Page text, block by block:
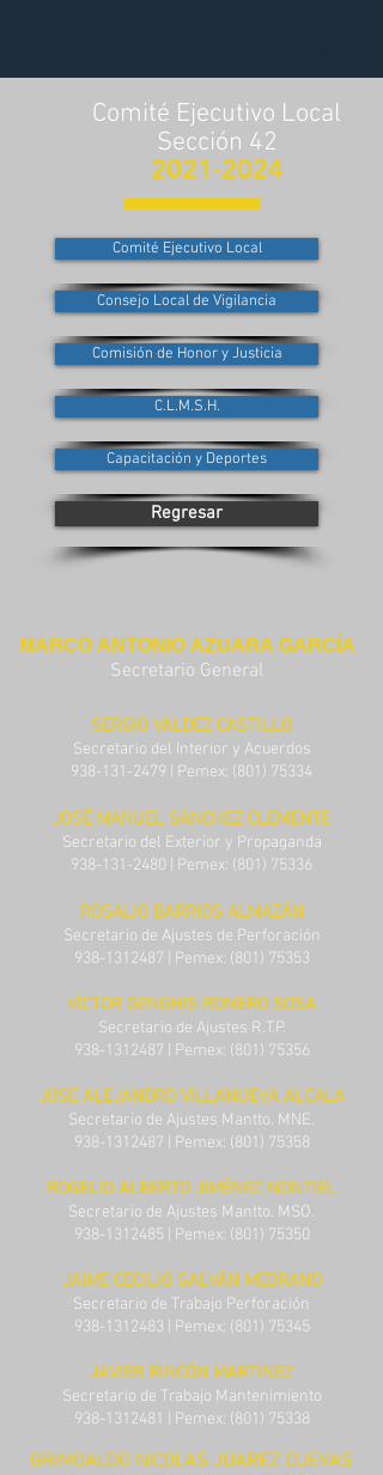
Comité Ejecutivo Local
Sección 42
2021-2024
Comité Ejecutivo Local
Consejo Local de Vigilancia
Comisión de Honor y Justicia
C.L.M.S.H.
Capacitación y Deportes
Regresar
MARCO ANTONIO AZUARA GARCÍA
Secretario General
SERGIO VALDEZ CASTILLO
Secretario del Interior y Acuerdos
938-131-2479 | Pemex: (801) 75334
JOSÉ MANUEL SÁNCHEZ CLEMENTE
Secretario del Exterior y Propaganda
938-131-2480 | Pemex: (801) 75336
ROSALIO BARRIOS ALMAZÁN
Secretario de Ajustes de Perforación
938-1312487 | Pemex: (801) 75353
VÍCTOR GENGHIS ROMERO SOSA
Secretario de Ajustes R.T.P.
938-1312487 | Pemex: (801) 75356
JOSE ALEJANDRO VILLANUEVA ALCALA
Secretario de Ajustes Mantto. MNE.
938-1312487 | Pemex: (801) 75358
ROGELIO ALBERTO JIMÉNEZ MONTIEL
Secretario de Ajustes Mantto. MSO.
938-1312485 | Pemex: (801) 75350
JAIME CECILIO GALVÁN MEDRANO
Secretario de Trabajo Perforación
938-1312483 | Pemex: (801) 75345
JAVIER RINCÓN MARTINEZ
Secretario de Trabajo Mantenimiento
938-1312481
| Pemex: (801) 75338
GRIMOALDO NICOLAS JUAREZ CUEVAS